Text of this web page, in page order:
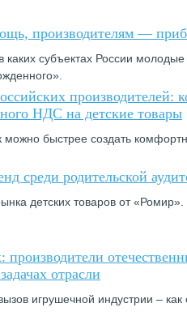
производителям —
субъектах России
производителей:
НДС на детские товары
можно быстрее создать
среди родительской
детских товаров от «Ромир».
отрасли
игрушечной индустрии –